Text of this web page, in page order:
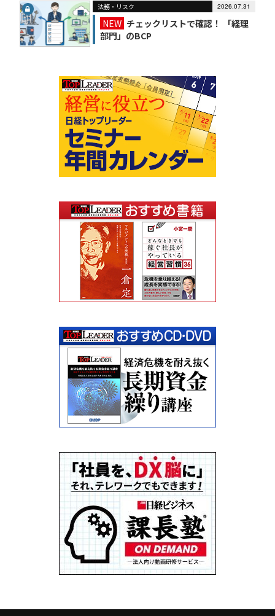
法務・リスク 2026.07.31
NEW チェックリストで確認！ 「経理
部門」のBCP